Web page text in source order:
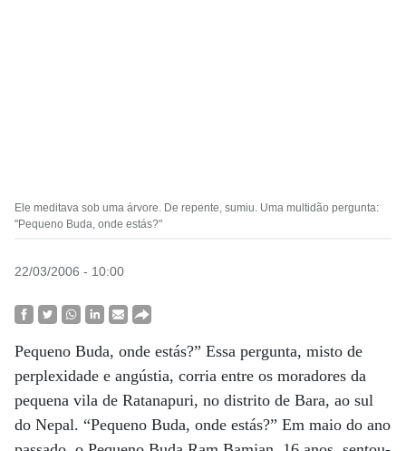
Ele meditava sob uma árvore. De repente, sumiu. Uma multidão pergunta:
"Pequeno Buda, onde estás?"
22/03/2006 - 10:00
Pequeno Buda, onde estás?” Essa pergunta, misto de
perplexidade e angústia, corria entre os moradores da
pequena vila de Ratanapuri, no distrito de Bara, ao sul
do Nepal. “Pequeno Buda, onde estás?” Em maio do ano